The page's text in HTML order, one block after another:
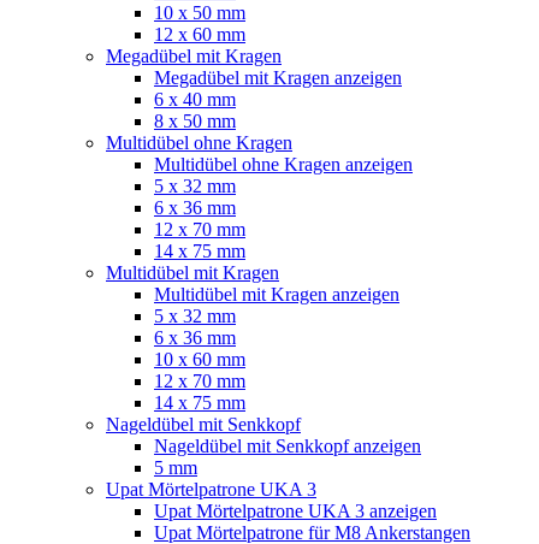
10 x 50 mm
12 x 60 mm
Megadübel mit Kragen
Megadübel mit Kragen anzeigen
6 x 40 mm
8 x 50 mm
Multidübel ohne Kragen
Multidübel ohne Kragen anzeigen
5 x 32 mm
6 x 36 mm
12 x 70 mm
14 x 75 mm
Multidübel mit Kragen
Multidübel mit Kragen anzeigen
5 x 32 mm
6 x 36 mm
10 x 60 mm
12 x 70 mm
14 x 75 mm
Nageldübel mit Senkkopf
Nageldübel mit Senkkopf anzeigen
5 mm
Upat Mörtelpatrone UKA 3
Upat Mörtelpatrone UKA 3 anzeigen
Upat Mörtelpatrone für M8 Ankerstangen